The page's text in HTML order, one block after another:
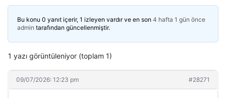
Bu konu 0 yanıt içerir, 1 izleyen vardır ve en son 4 hafta 1 gün önce
admin tarafından güncellenmiştir.
1 yazı görüntüleniyor (toplam 1)
09/07/2026: 12:23 pm #28271